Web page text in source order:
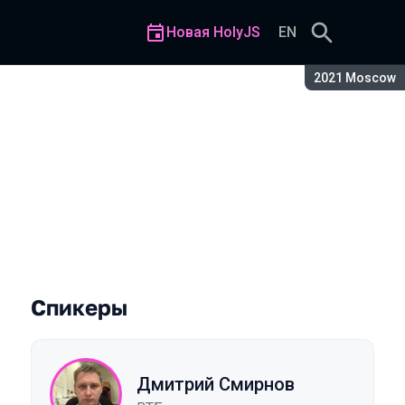
Сезон:
2021 Moscow
Новая HolyJS EN
Спикеры
Дмитрий Смирнов